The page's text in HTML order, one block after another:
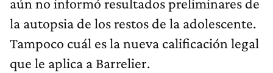
aún no informó resultados preliminares de
la autopsia de los restos de la adolescente.
Tampoco cuál es la nueva calificación legal
que le aplica a Barrelier.